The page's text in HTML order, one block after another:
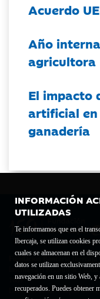
INFORMACIÓN
UTILIZADAS
Te informamos que en el
Ibercaja, se utilizan cookies
cuales se almacenan en el
datos se utilizan
navegación en un sitio Web, y
recuperados. Puedes obtener
Acuerdo
Año
agricultora
El impacto
artificial
ganadería
Fundación Bancaria Ibercaja
Inscrita en el Registro de
1689.
Domicilio social: Joaquín